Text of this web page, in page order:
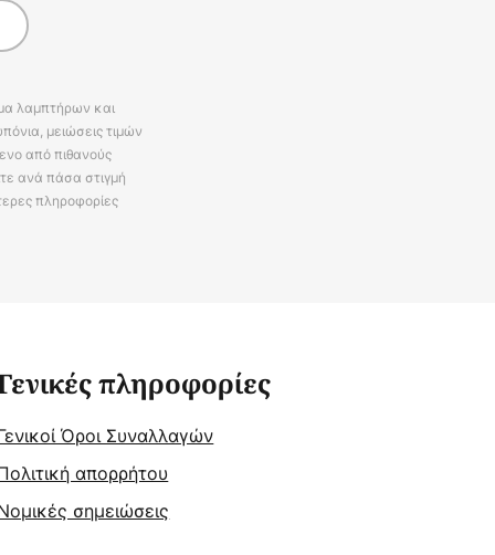
λαμπτήρων και
μειώσεις τιμών
από πιθανούς
ανά πάσα στιγμή
πληροφορίες
πληροφορίες
Όροι Συναλλαγών
απορρήτου
σημειώσεις